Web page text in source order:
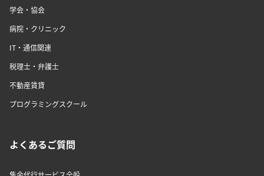
学会・協会
病院・クリニック
IT・通信関連
税理士・弁護士
不動産賃貸
プログラミングスクール
よくあるご質問